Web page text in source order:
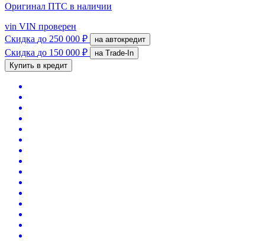
Оригинал ПТС в наличии
vin VIN проверен
Скидка до 250 000 ₽ на автокредит
Скидка до 150 000 ₽
на Trade-In
Купить в кредит